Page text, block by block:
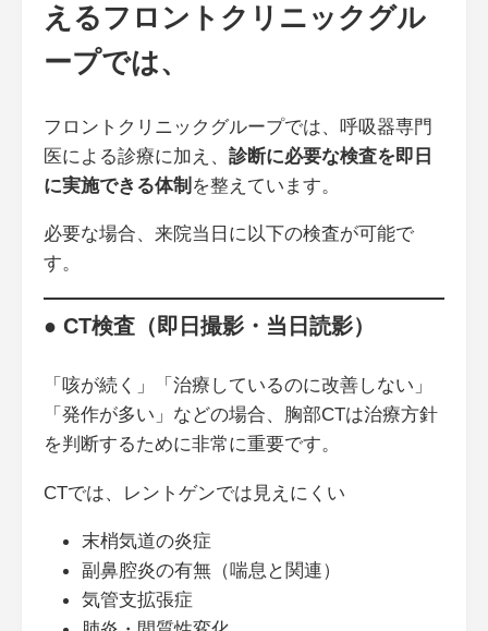
えるフロントクリニックグル
ープでは、
フロントクリニックグループでは、呼吸器専門
医による診療に加え、 診断に必要な検査を即日
に実施できる体制 を整えています。
必要な場合、来院当日に以下の検査が可能で
す。
● CT検査（即日撮影・当日読影）
「咳が続く」「治療しているのに改善しない」
「発作が多い」などの場合、胸部CTは治療方針
を判断するために非常に重要です。
CTでは、レントゲンでは見えにくい
末梢気道の炎症
副鼻腔炎の有無（喘息と関連）
気管支拡張症